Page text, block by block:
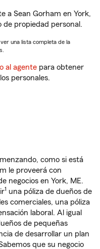
a Sean Gorham en York,
de propiedad personal.
una lista completa de la
al agente para obtener
personales.
como si está
le proveerá con
negocios en York, ME.
1 una póliza de dueños de
comerciales, una póliza
laboral. Al igual
de pequeñas
de desarrollar un plan
que su negocio